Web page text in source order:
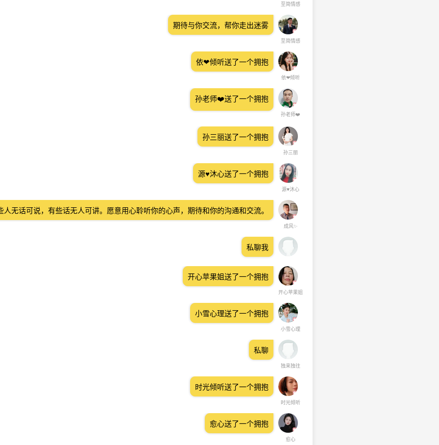
至简情感
至简情感
期待与你交流，帮你走出迷雾
依❤倾听
依❤倾听送了一个拥抱
孙老师❤️
孙老师❤️送了一个拥抱
孙三丽
孙三丽送了一个拥抱
源♥沐心
源♥沐心送了一个拥抱
成风✨
人无话可说，有些话无人可讲。愿意用心聆听你的心声，期待和你的沟通和交流。
私聊我
开心苹果姐
开心苹果姐送了一个拥抱
小雪心理
小雪心理送了一个拥抱
独来独往
私聊
时光倾听
时光倾听送了一个拥抱
愈心
愈心送了一个拥抱